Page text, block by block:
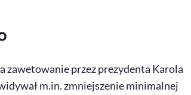
zawetowanie przez prezydenta Karola
m.in. zmniejszenie minimalnej